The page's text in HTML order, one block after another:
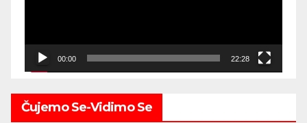
00:00 22:28
Čujemo Se-Vidimo Se